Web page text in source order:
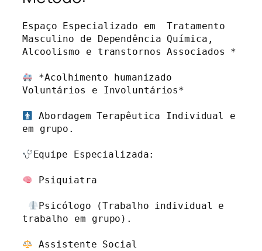
Espaço Especializado em  Tratamento
Masculino de Dependência Química,
Alcoolismo e transtornos Associados *
*Acolhimento humanizado
Voluntários e Involuntários*
Abordagem Terapêutica Individual e
em grupo.
Equipe Especializada:
Psiquiatra
Psicólogo (Trabalho individual e
trabalho em grupo).
Assistente Social